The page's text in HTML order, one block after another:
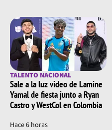
TALENTO NACIONAL
Sale a la luz video de Lamine
Yamal de fiesta junto a Ryan
Castro y WestCol en Colombia
Hace 6 horas